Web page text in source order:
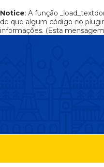
Notice: A função
de que algum código no
informações. (Esta